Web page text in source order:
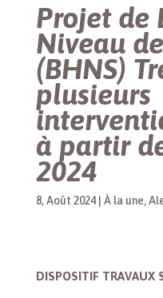
Projet de
Niveau
(BHNS)
plusieurs
à partir
2024
8, Août 2024| À la une,
DISPOSITIF TRAVAUX